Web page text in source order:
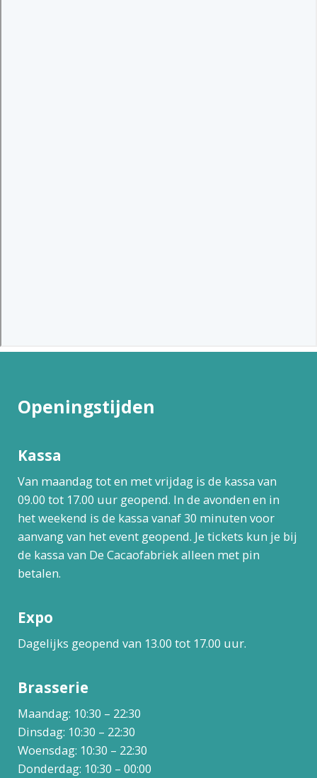
Openingstijden
Kassa
Van maandag tot en met vrijdag is de kassa van
09.00 tot 17.00 uur geopend. In de avonden en in
het weekend is de kassa vanaf 30 minuten voor
aanvang van het event geopend. Je tickets kun je bij
de kassa van De Cacaofabriek alleen met pin
betalen.
Expo
Dagelijks geopend van 13.00 tot 17.00 uur.
Brasserie
Maandag: 10:30 – 22:30
Dinsdag: 10:30 – 22:30
Woensdag: 10:30 – 22:30
Donderdag: 10:30 – 00:00